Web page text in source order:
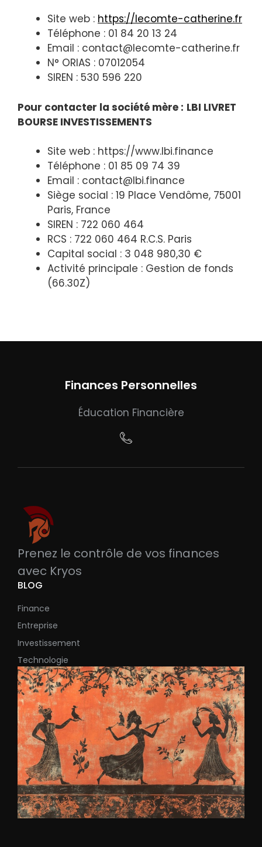
Site web : https://lecomte-catherine.fr
Téléphone : 01 84 20 13 24
Email : contact@lecomte-catherine.fr
N° ORIAS : 07012054
SIREN : 530 596 220
Pour contacter la société mère : LBI LIVRET
BOURSE INVESTISSEMENTS
Site web : https://www.lbi.finance
Téléphone : 01 85 09 74 39
Email : contact@lbi.finance
Siège social : 19 Place Vendôme, 75001
Paris, France
SIREN : 722 060 464
RCS : 722 060 464 R.C.S. Paris
Capital social : 3 048 980,30 €
Activité principale : Gestion de fonds
(66.30Z)
Finances Personnelles
Éducation Financière
Prenez le contrôle de vos finances
avec Kryos
BLOG
Finance
Entreprise
Investissement
Technologie